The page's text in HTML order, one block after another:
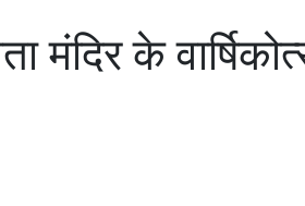
मंदिर के